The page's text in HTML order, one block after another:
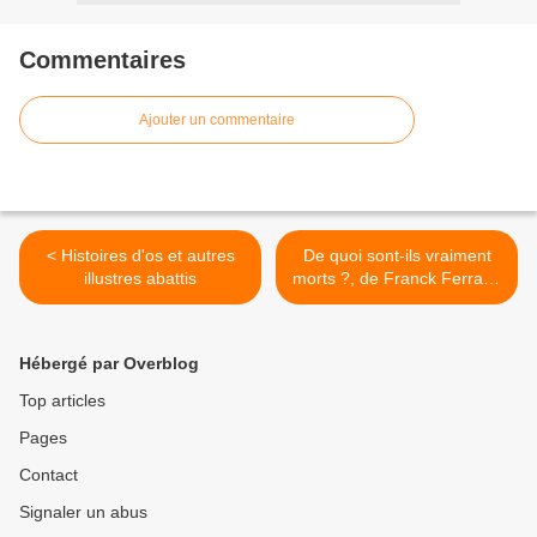
Commentaires
Ajouter un commentaire
< Histoires d'os et autres
illustres abattis
De quoi sont-ils vraiment
morts ?, de Franck Ferrand
>
Hébergé par Overblog
Top articles
Pages
Contact
Signaler un abus